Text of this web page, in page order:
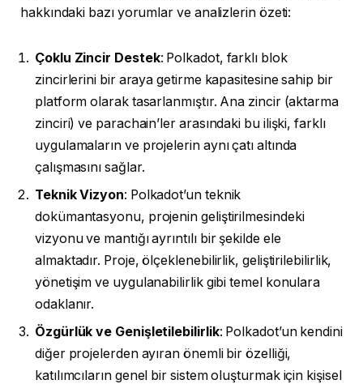
hakkındaki bazı yorumlar ve analizlerin özeti:
Çoklu Zincir Destek: Polkadot, farklı blok
zincirlerini bir araya getirme kapasitesine sahip bir
platform olarak tasarlanmıştır. Ana zincir (aktarma
zinciri) ve parachain’ler arasındaki bu ilişki, farklı
uygulamaların ve projelerin aynı çatı altında
çalışmasını sağlar.
Teknik Vizyon: Polkadot’un teknik
dokümantasyonu, projenin geliştirilmesindeki
vizyonu ve mantığı ayrıntılı bir şekilde ele
almaktadır. Proje, ölçeklenebilirlik, geliştirilebilirlik,
yönetişim ve uygulanabilirlik gibi temel konulara
odaklanır.
Özgürlük ve Genişletilebilirlik: Polkadot’un kendini
diğer projelerden ayıran önemli bir özelliği,
katılımcıların genel bir sistem oluşturmak için kişisel